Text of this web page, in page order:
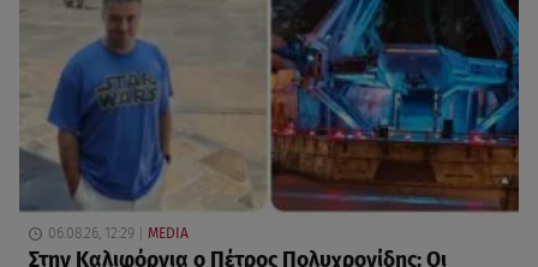
06.08.26, 12:29 MEDIA
Στην Καλιφόρνια ο Πέτρος Πολυχρονίδης: Οι